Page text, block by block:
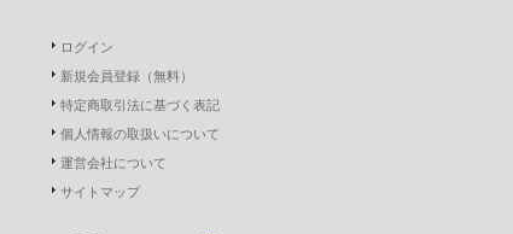
ログイン
新規会員登録（無料）
特定商取引法に基づく表記
個人情報の取扱いについて
運営会社について
サイトマップ